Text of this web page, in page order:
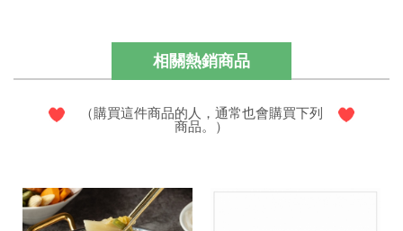
相關熱銷商品
（購買這件商品的人，通常也會購買下列
商品。）